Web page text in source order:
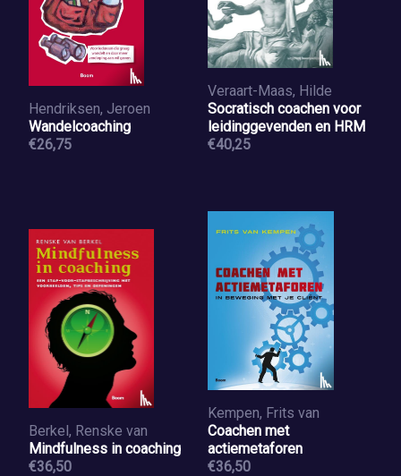
Hendriksen, Jeroen
Wandelcoaching
€26,75
Veraart-Maas, Hilde
Socratisch coachen voor
leidinggevenden en HRM
€40,25
Berkel, Renske van
Mindfulness in coaching
€36,50
Kempen, Frits van
Coachen met
actiemetaforen
€36,50